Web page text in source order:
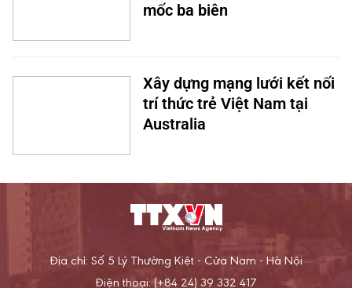
mốc ba biên
Xây dựng mạng lưới kết nối
trí thức trẻ Việt Nam tại
Australia
Địa chỉ: Số 5 Lý Thường Kiệt - Cửa Nam - Hà Nội
Điện thoại: (+84 24) 39 332 417